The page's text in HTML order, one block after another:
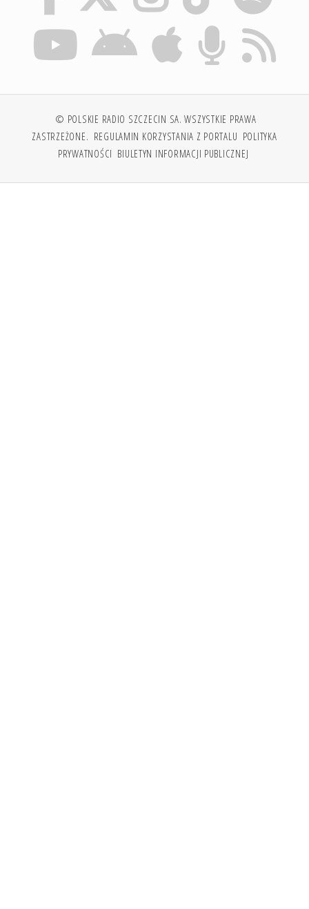
© POLSKIE RADIO SZCZECIN SA. WSZYSTKIE PRAWA
ZASTRZEŻONE. REGULAMIN KORZYSTANIA Z PORTALU POLITYKA
PRYWATNOŚCI BIULETYN INFORMACJI PUBLICZNEJ